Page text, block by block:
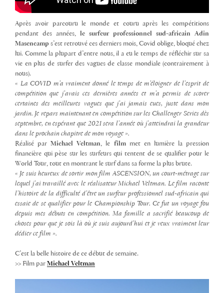
Après avoir parcouru le monde et couru après les compétitions
pendant des années, le surfeur professionnel sud-africain Adin
Masencamp s’est retrouvé ces derniers mois, Covid oblige, bloqué chez
lui. Comme la plupart d’entre nous, il a eu le temps de réfléchir sur sa
vie en plus de surfer des vagues de classe mondiale (contrairement à
nous).
« La COVID m’a vraiment donné le temps de m’éloigner de l’esprit de
compétition que j’avais ces dernières années et m’a permis de scorer
certaines des meilleures vagues que j’ai jamais eues, juste dans mon
jardin. Je repars maintenant en compétition sur les Challenger Series dès
septembre, en espérant que 2021 sera l’année où j’atteindrai la grandeur
dans le prochain chapitre de mon voyage ».
Réalisé parMichael Veltman, le filmmet en lumière la pression
financière qui pèse sur les surfeurs qui tentent de se qualifier pour le
World Tour, tout en montrant le surf dans sa forme la plus brute.
« Je suis heureux de sortir mon film ASCENSION, un court-métrage sur
lequel j’ai travaillé avec le réalisateur Michael Veltman. Le film raconte
l’histoire de la difficulté d’être un surfeur professionnel sud-africain qui
essaie de se qualifier pour le Championship Tour. Ce fut un voyage fou
depuis mes débuts en compétition. Ma famille a sacrifié beaucoup de
choses pour que je sois là où je suis aujourd’hui et je veux vraiment leur
dédier ce film ».
C’est la belle histoire de ce début de semaine.
>> Film par Michael Veltman